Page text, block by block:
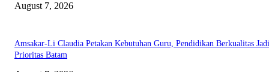
August 7, 2026
Amsakar-Li Claudia Petakan Kebutuhan Guru, Pendidikan Berkualitas Jadi
Prioritas Batam